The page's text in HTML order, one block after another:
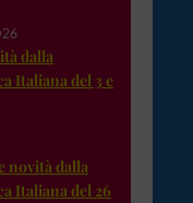
dalla
Italiana del 3 e
novità dalla
Italiana del 26